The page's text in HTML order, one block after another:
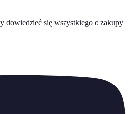
dowiedzieć się wszystkiego o zakupy